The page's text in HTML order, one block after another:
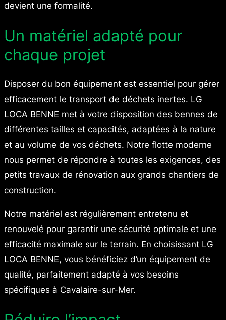
devient une formalité.
Un matériel adapté pour
chaque projet
Disposer du bon équipement est essentiel pour gérer
efficacement le transport de déchets inertes. LG
LOCA BENNE met à votre disposition des bennes de
différentes tailles et capacités, adaptées à la nature
et au volume de vos déchets. Notre flotte moderne
nous permet de répondre à toutes les exigences, des
petits travaux de rénovation aux grands chantiers de
construction.
Notre matériel est régulièrement entretenu et
renouvelé pour garantir une sécurité optimale et une
efficacité maximale sur le terrain. En choisissant LG
LOCA BENNE, vous bénéficiez d’un équipement de
qualité, parfaitement adapté à vos besoins
spécifiques à Cavalaire-sur-Mer.